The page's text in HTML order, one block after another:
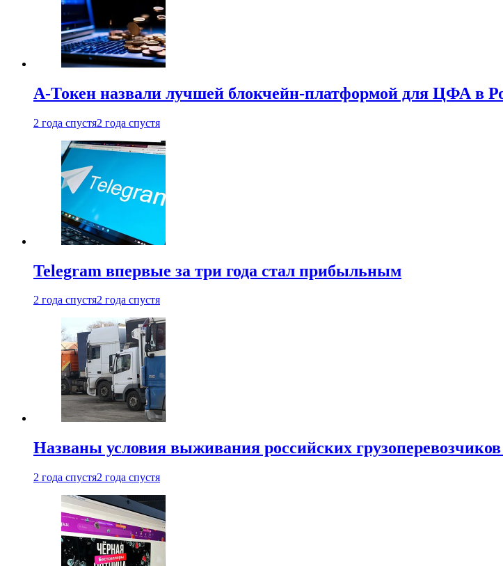
А-Токен назвали лучшей блокчейн-платформой для ЦФА в
2 года спустя2 года спустя
Telegram впервые за три года стал прибыльным
2 года спустя2 года спустя
Названы условия выживания российских грузоперевозчиков
2 года спустя2 года спустя